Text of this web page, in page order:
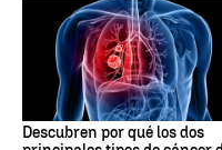
Descubren por qué los dos